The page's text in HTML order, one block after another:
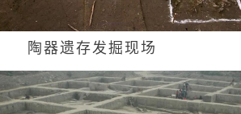
陶器遗存发掘现场